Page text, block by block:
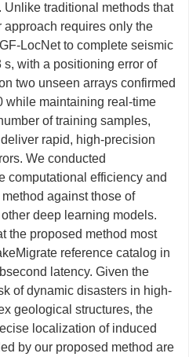
Unlike traditional methods that
requires only the
LocNet to complete seismic
with a positioning error of
two unseen arrays confirmed
while maintaining real-time
of training samples,
rapid, high-precision
We conducted
computational efficiency and
against those of
deep learning models.
the proposed method most
reference catalog in
latency. Given the
of dynamic disasters in high-
geological structures, the
localization of induced
by our proposed method are